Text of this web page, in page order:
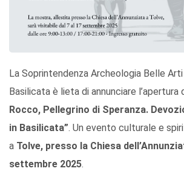
La Soprintendenza Archeologia Belle
Basilicata è lieta di annunciare l’apertura
Rocco, Pellegrino di Speranza.
in Basilicata”. Un evento culturale e
a Tolve, presso la Chiesa
settembre 2025.